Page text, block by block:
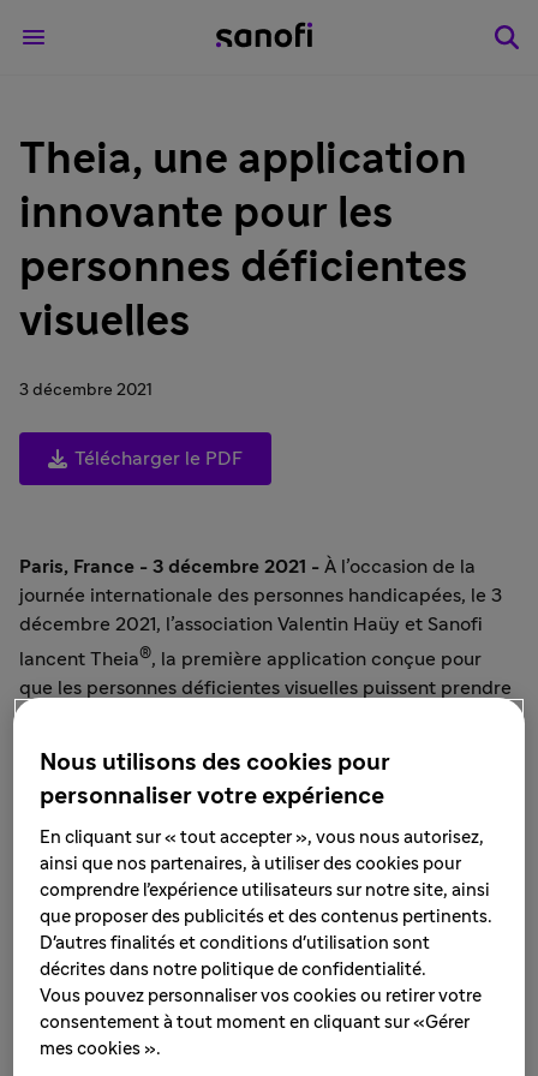
Theia, une application
innovante pour les
personnes déficientes
visuelles
3 décembre 2021
Télécharger le PDF
Paris, France - 3 décembre 2021 - À l’occasion de la
journée internationale des personnes handicapées, le 3
décembre 2021, l’association Valentin Haüy et Sanofi
lancent Theia®, la première application conçue pour
que les personnes déficientes visuelles puissent prendre
Une appli gratuite et simple d’utilisation pour sécuriser
la prise de médicaments par des personnes déficientes
En France, environ 1 700 000 personnes sont
malvoyantes et 65 000 sont atteintes de cécité1 , dont
seulement 12% savent lire le braille. De ce fait, la
sécurité de ces personnes lors de la prise de
médicaments est un véritable enjeu de santé publique.
Pour y répondre, Sanofi et l’association Valentin Haüy
ont développé Theia
Nous utilisons des cookies pour
personnaliser votre expérience
En cliquant sur « tout accepter », vous nous autorisez,
ainsi que nos partenaires, à utiliser des cookies pour
comprendre l’expérience utilisateurs sur notre site, ainsi
que proposer des publicités et des contenus pertinents.
D'autres finalités et conditions d'utilisation sont
décrites dans notre politique de confidentialité.
Vous pouvez personnaliser vos cookies ou retirer votre
consentement à tout moment en cliquant sur «Gérer
mes cookies ».